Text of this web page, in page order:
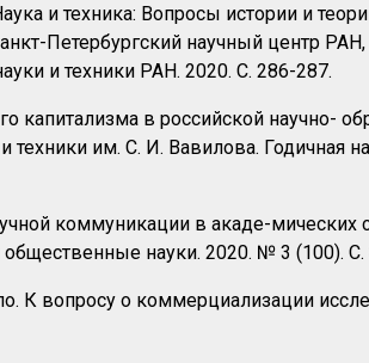
и техника: Вопросы истории и
Петербургский научный центр
и техники РАН. 2020. С. 286-287.
капитализма в российской научно-
техники им. С. И. Вавилова.
коммуникации в акаде-мических
науки. 2020. № 3 (100).
К вопросу о коммерциализации